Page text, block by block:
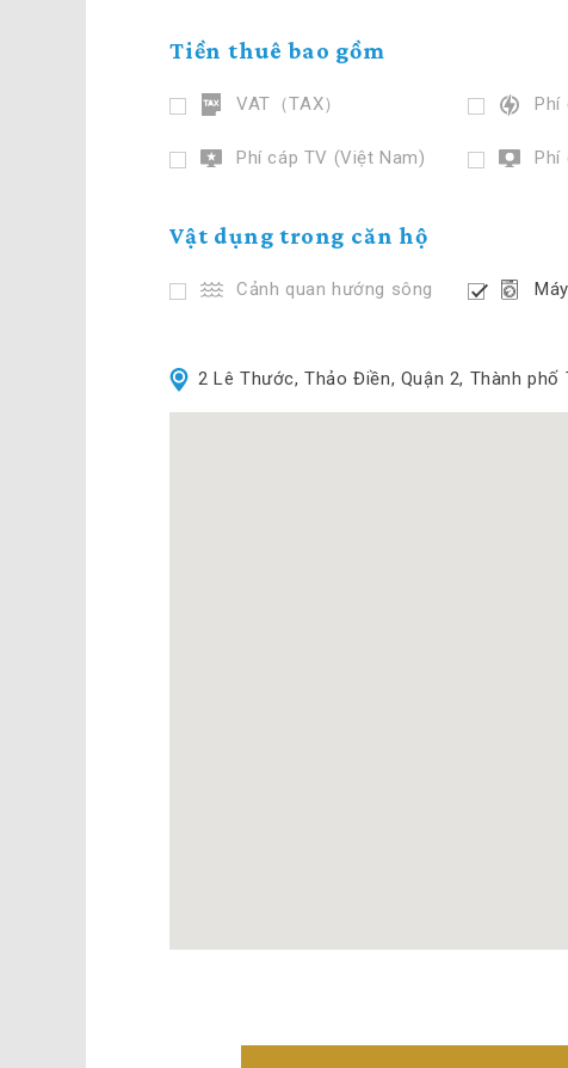
Tiền thuê bao gồm
VAT（TAX） Phí
Phí cáp TV (Việt Nam) Phí
Vật dụng trong căn hộ
Cảnh quan hướng sông
2 Lê Thước, Thảo Điền, Quận 2, Thành phố